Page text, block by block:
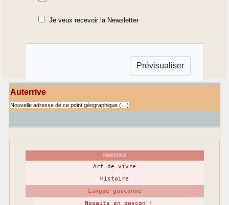
Je veux recevoir la Newsletter
Auterrive
Nouvelle adresse de ce point géographique (…)
RUBRIQUES
Art de vivre
Histoire
Langue gasconne
Nosauts en gascon !